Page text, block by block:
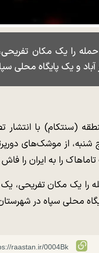
حمله را یک مکان
و یک پایگاه محلی
(سنتکام) با انتشار
شنبه، از موشک‌های
را یک مکان تفریحی،
محلی سپاه در